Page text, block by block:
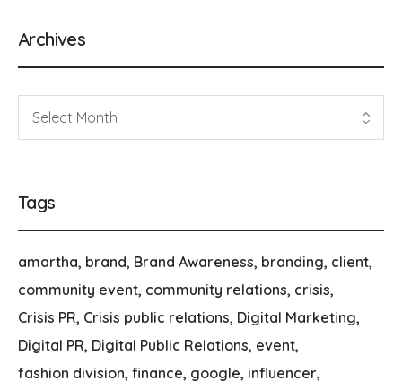
Archives
Tags
amartha brand Brand Awareness branding client
community event community relations crisis
Crisis PR Crisis public relations Digital Marketing
Digital PR Digital Public Relations event
fashion division finance google influencer